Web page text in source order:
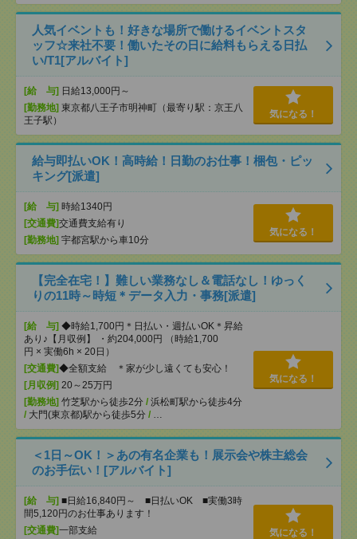
人気イベントも！好きな場所で働けるイベントスタ
ッフ☆来社不要！働いたその日に給料もらえる日払
い/T1[アルバイト]
[給 与] 日給13,000円～
[勤務地] 東京都八王子市明神町（最寄り駅：京王八
王子駅）
気になる！
給与即払いOK！高時給！日勤のお仕事！梱包・ピッ
キング[派遣]
[給 与] 時給1340円
[交通費]交通費支給有り
[勤務地] 宇都宮駅から車10分
気になる！
【完全在宅！】難しい業務なし＆電話なし！ゆっく
りの11時～時短＊データ入力・事務[派遣]
[給 与] ◆時給1,700円＊日払い・週払いOK＊昇給
あり♪【月収例】 ・約204,000円 （時給1,700
円 × 実働6h × 20日）
[交通費]◆全額支給 ＊家が少し遠くても安心！
[月収例] 20～25万円
[勤務地] 竹芝駅から徒歩2分 / 浜松町駅から徒歩4分
/ 大門(東京都)駅から徒歩5分 / …
気になる！
＜1日～OK！＞あの有名企業も！展示会や株主総会
のお手伝い！[アルバイト]
[給 与] ■日給16,840円～ ■日払いOK ■実働3時
間5,120円のお仕事あります！
[交通費]一部支給
気になる！